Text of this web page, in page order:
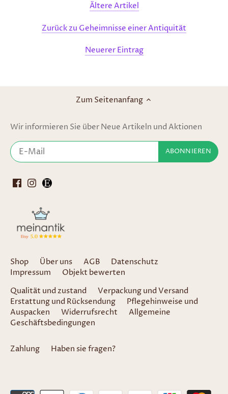
Ältere Artikel
Zurück zu Geheimnisse einer Antiquität
Neuerer Eintrag
Zum Seitenanfang
Wir informieren Sie über Neue Artikeln und Aktionen
Shop Über uns AGB
Datenschutz
Impressum
Objekt bewerten
Qualität und zustand
Verpackung und Versand
Erstattung und Rücksendung
Pflegehinweise und
Auspacken
Widerrufsrecht
Allgemeine
Geschäftsbedingungen
Zahlung Haben sie fragen?